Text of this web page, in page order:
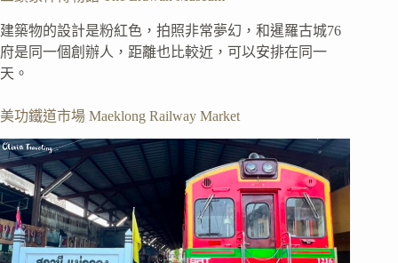
建築物的設計是粉紅色，拍照非常夢幻，和暹羅古城76
府是同一個創辦人，距離也比較近，可以安排在同一
天。
美功鐵道市場 Maeklong Railway Market